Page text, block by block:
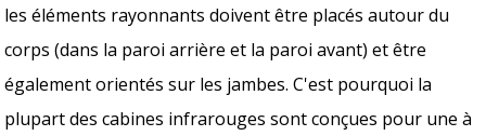
les éléments rayonnants doivent être placés autour du
corps (dans la paroi arrière et la paroi avant) et être
également orientés sur les jambes. C'est pourquoi la
plupart des cabines infrarouges sont conçues pour une à